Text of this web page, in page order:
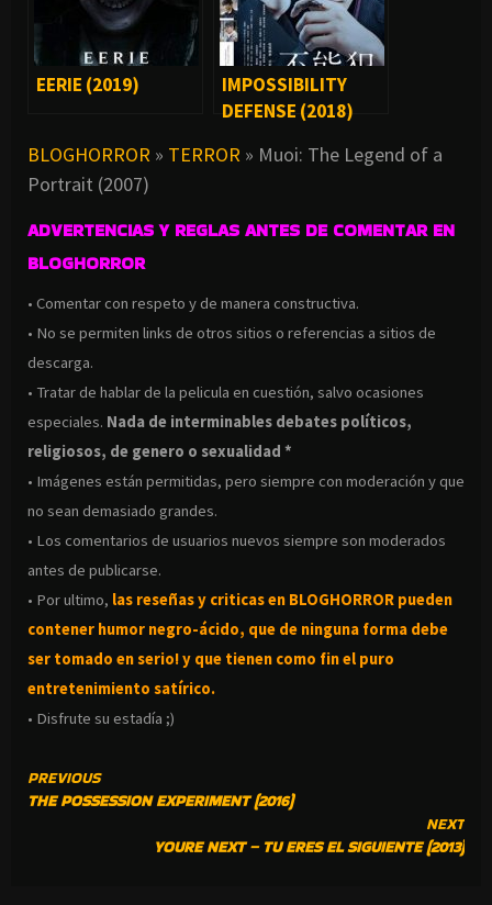
EERIE (2019)
IMPOSSIBILITY
DEFENSE (2018)
BLOGHORROR » TERROR » Muoi: The Legend of a
Portrait (2007)
ADVERTENCIAS Y REGLAS ANTES DE COMENTAR EN
BLOGHORROR
• Comentar con respeto y de manera constructiva.
• No se permiten links de otros sitios o referencias a sitios de
descarga.
• Tratar de hablar de la pelicula en cuestión, salvo ocasiones
especiales. Nada de interminables debates políticos,
religiosos, de genero o sexualidad *
• Imágenes están permitidas, pero siempre con moderación y que
no sean demasiado grandes.
• Los comentarios de usuarios nuevos siempre son moderados
antes de publicarse.
• Por ultimo, las reseñas y criticas en BLOGHORROR pueden
contener humor negro-ácido, que de ninguna forma debe
ser tomado en serio! y que tienen como fin el puro
entretenimiento satírico.
• Disfrute su estadía ;)
CONTINUE
READING
PREVIOUS
THE POSSESSION EXPERIMENT (2016)
NEXT
YOURE NEXT – TU ERES EL SIGUIENTE (2013)